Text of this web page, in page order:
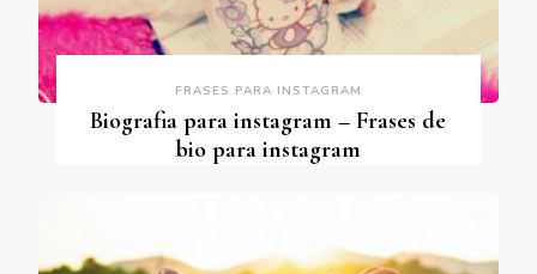
FRASES PARA INSTAGRAM
Biografia para instagram – Frases de
bio para instagram